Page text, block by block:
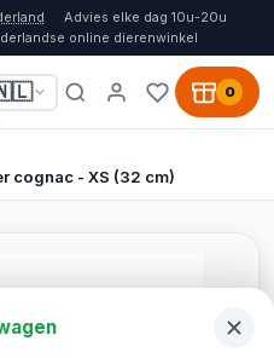
Advies elke dag 10u-20u
online dierenwinkel
0
cognac - XS (32 cm)